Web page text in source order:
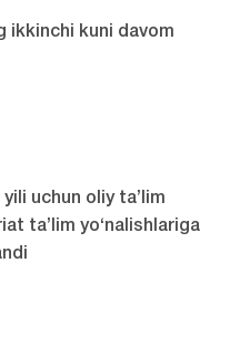
ikkinchi kuni davom
uchun oliy ta’lim
ta’lim yo‘nalishlariga